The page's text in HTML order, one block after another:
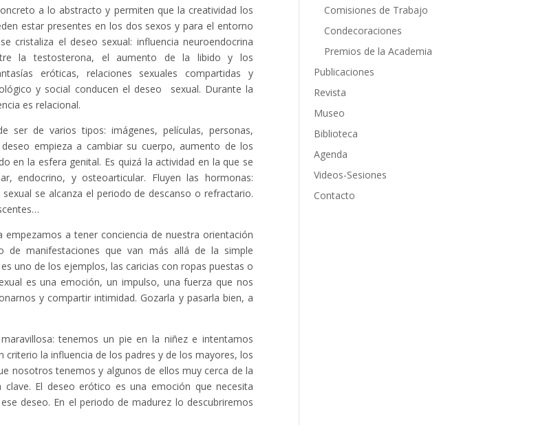
a lo abstracto y permiten que la creatividad los
estar presentes en los dos sexos y para el entorno
cristaliza el deseo sexual: influencia neuroendocrina
la testosterona, el aumento de la libido y los
eróticas, relaciones sexuales compartidas y
y social conducen el deseo sexual. Durante la
es relacional.
ser de varios tipos: imágenes, películas, personas,
empieza a cambiar su cuerpo, aumento de los
en la esfera genital. Es quizá la actividad en la que se
endocrino, y osteoarticular. Fluyen las hormonas:
se alcanza el periodo de descanso o refractario.
a tener conciencia de nuestra orientación
de manifestaciones que van más allá de la simple
uno de los ejemplos, las caricias con ropas puestas o
es una emoción, un impulso, una fuerza que nos
y compartir intimidad. Gozarla y pasarla bien, a
tenemos un pie en la niñez e intentamos
la influencia de los padres y de los mayores, los
nosotros tenemos y algunos de ellos muy cerca de la
El deseo erótico es una emoción que necesita
deseo. En el periodo de madurez lo descubriremos
Comisiones de Trabajo
Condecoraciones
Premios de la Academia
Publicaciones
Revista
Museo
Biblioteca
Agenda
Videos-Sesiones
Contacto